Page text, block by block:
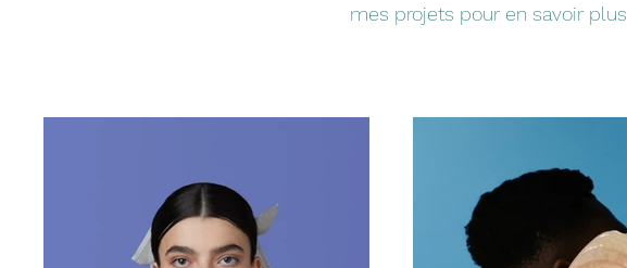
mes projets pour en savoir plus.